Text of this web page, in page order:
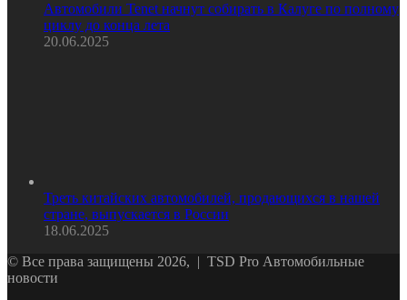
Автомобили Tenet начнут собирать в Калуге по полному
циклу до конца лета
20.06.2025
Треть китайских автомобилей, продающихся в нашей
стране, выпускается в России
18.06.2025
© Все права защищены 2026, | TSD Pro Автомобильные
новости